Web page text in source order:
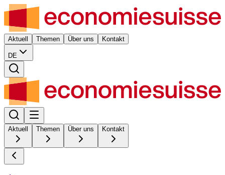
Aktuell Themen Über uns Kontakt
DE
Aktuell Themen Über uns Kontakt